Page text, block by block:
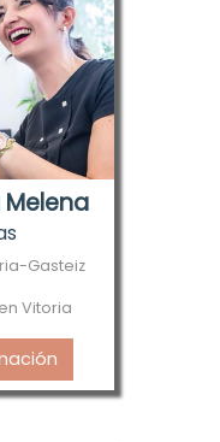
Gasteiz
Vitoria